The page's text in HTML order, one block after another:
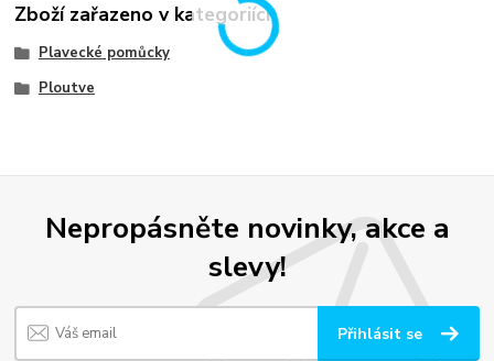
Zboží zařazeno v kategoriích
Plavecké pomůcky
Ploutve
Nepropásněte novinky, akce a
slevy!
Přihlásit se